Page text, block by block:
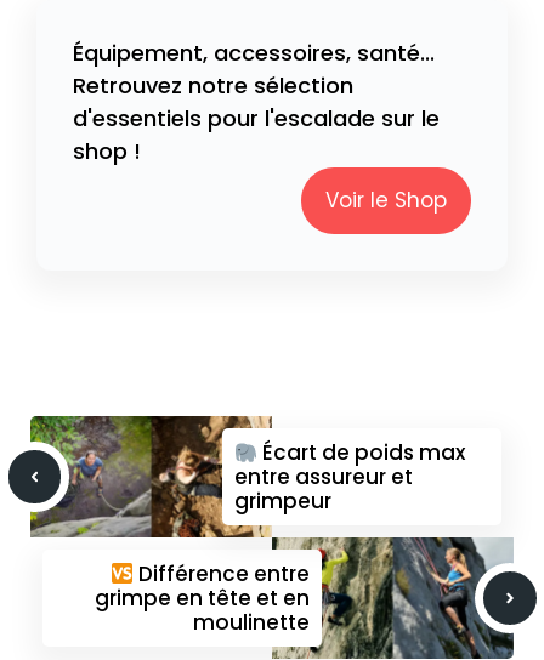
Équipement, accessoires, santé...
Retrouvez notre sélection
d'essentiels pour l'escalade sur le
shop !
Voir le Shop
Écart de poids max
entre assureur et
grimpeur
Différence entre
grimpe en tête et en
moulinette